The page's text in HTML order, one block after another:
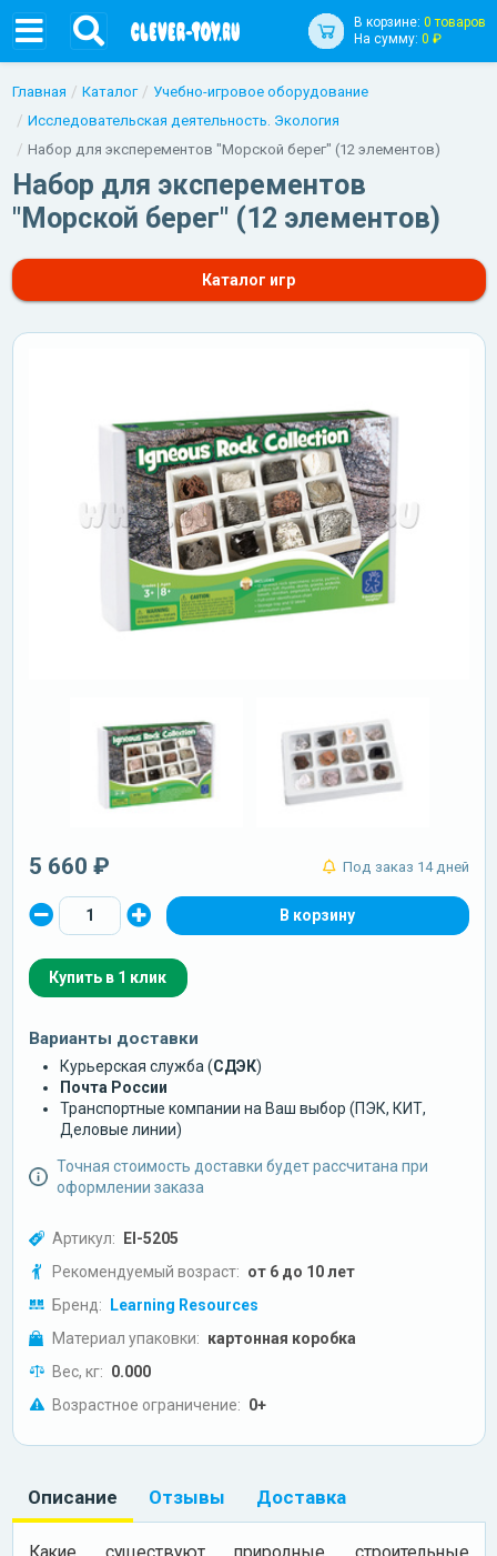
В корзине: 0 товаров
На сумму: 0 ₽
Главная Каталог
Учебно-игровое оборудование
Исследовательская деятельность. Экология
Набор для эксперементов "Морской берег" (12 элементов)
Набор для эксперементов
"Морской берег" (12 элементов)
Каталог игр
5 660 ₽ Под заказ 14 дней
Купить в 1 клик
Варианты доставки
Курьерская служба (СДЭК)
Почта России
Транспортные компании на Ваш выбор (ПЭК, КИТ,
Деловые линии)
Точная стоимость доставки будет рассчитана при
оформлении заказа
Артикул: EI-5205
Рекомендуемый возраст: от 6 до 10 лет
Бренд: Learning Resources
Материал упаковки: картонная коробка
Вес, кг: 0.000
Возрастное ограничение: 0+
Описание Отзывы Доставка
Какие существуют природные строительные